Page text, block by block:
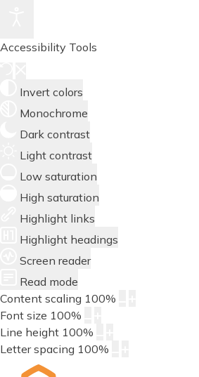
Accessibility Tools
Invert colors
Monochrome
Dark contrast
Light contrast
Low saturation
High saturation
Highlight links
Highlight headings
Screen reader
Read mode
Content scaling 100%
Font size 100%
Line height 100%
Letter spacing 100%